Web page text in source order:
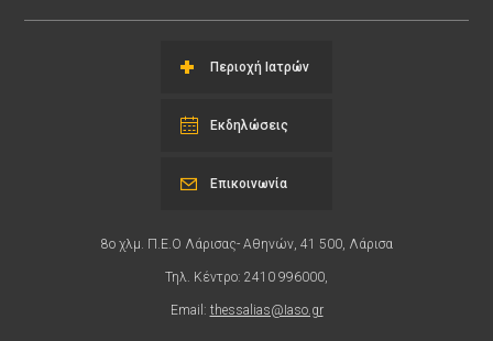
Περιοχή Ιατρών
Εκδηλώσεις
8ο χλμ. Π.Ε.Ο Λάρισας- Αθηνών, 41 500, Λάρισα
Τηλ. Κέντρο: 2410 996000,
Email: thessalias@Iaso.gr
Επικοινωνία